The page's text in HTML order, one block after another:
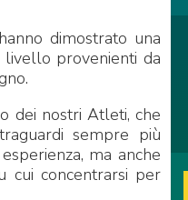
dimostrato una
livello provenienti da
dei nostri Atleti, che
sempre più
ma anche
cui concentrarsi per